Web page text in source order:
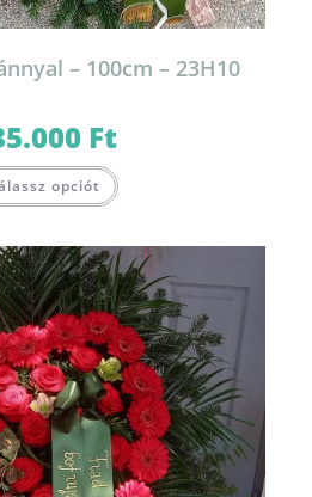
– 100cm – 23H10
Ft
opciót